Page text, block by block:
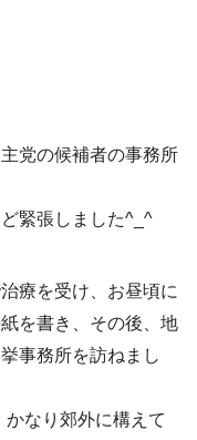
党の候補者の事務所
緊張しました^_^
療を受け、お昼頃に
を書き、その後、地
事務所を訪ねまし
なり郊外に構えて